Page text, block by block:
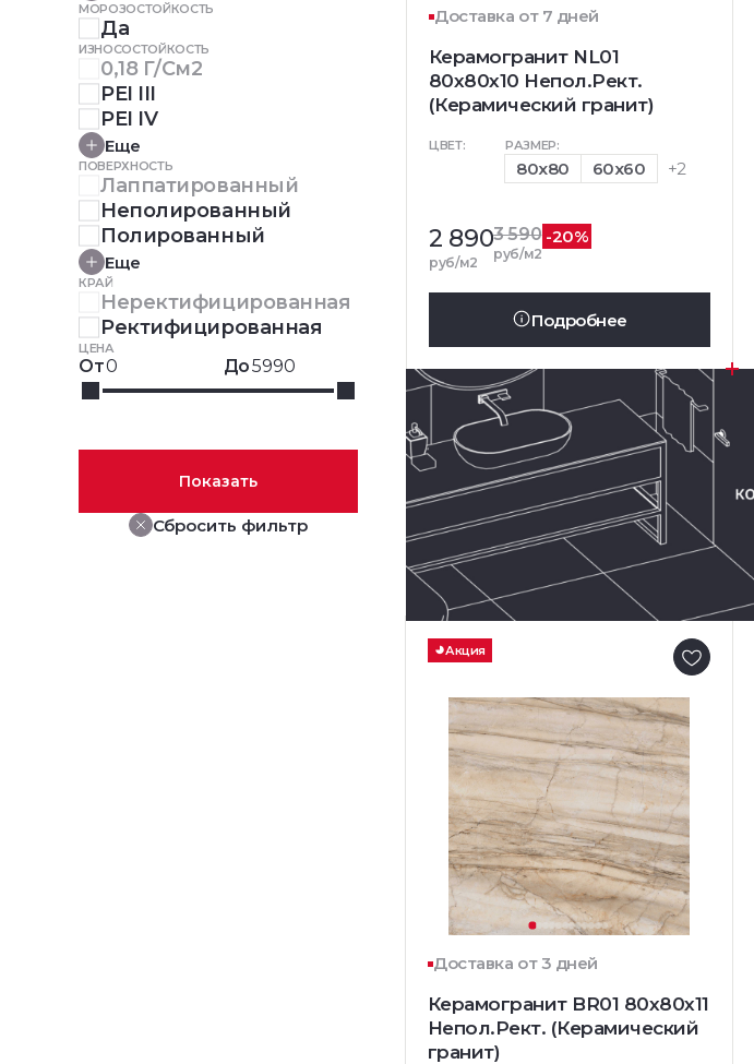
МОРОЗОСТОЙКОСТЬ
Да
ИЗНОСОСТОЙКОСТЬ
0,18 Г/см2
PEI III
PEI IV
Еще
ПОВЕРХНОСТЬ
Лаппатированный
Неполированный
Полированный
Еще
КРАЙ
Неректифицированная
Ректифицированная
ЦЕНА
От До
Показать
Сбросить фильтр
Доставка от 7 дней
Керамогранит NL01
80x80x10 Непол.Рект.
(Керамический гранит)
ЦВЕТ: РАЗМЕР:
80x80 60x60 +2
2 890
руб/м2
3 590
руб/м2
-20%
Подробнее
Акция
Доставка от 3 дней
Керамогранит BR01 80x80x11
Непол.Рект. (Керамический
гранит)